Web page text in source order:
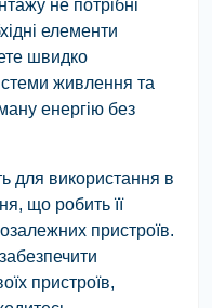
не потрібні
елементи
швидко
живлення та
енергію без
для використання в
що робить її
пристроїв.
пристроїв,